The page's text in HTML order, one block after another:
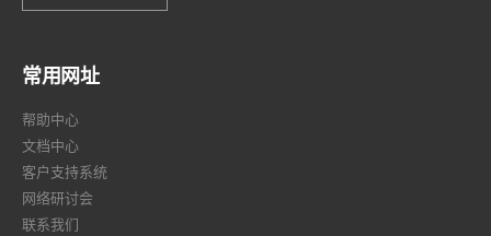
常用网址
帮助中心
文档中心
客户支持系统
网络研讨会
联系我们